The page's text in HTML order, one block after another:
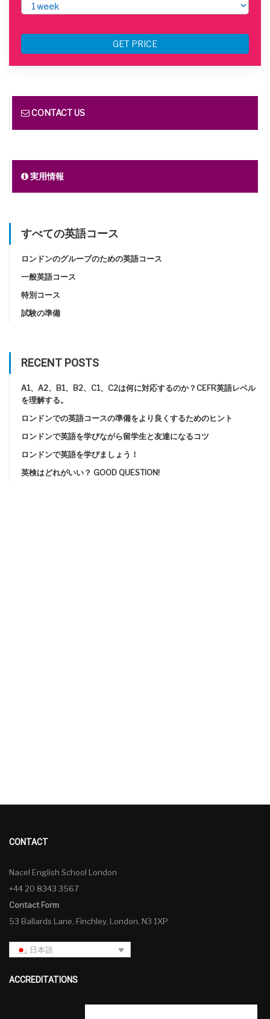
GET PRICE
CONTACT US
実用情報
すべての英語コース
ロンドンのグループのための英語コース
一般英語コース
特別コース
試験の準備
RECENT POSTS
A1、A2、B1、B2、C1、C2は何に対応するのか？CEFR英語レベル
を理解する。
ロンドンでの英語コースの準備をより良くするためのヒント
ロンドンで英語を学びながら留学生と友達になるコツ
ロンドンで英語を学びましょう！
英検はどれがいい？ GOOD QUESTION!
CONTACT
Nacel English School London
+44 20 8343 3567
Contact Form
53 Ballards Lane, Finchley, London, N3 1XP
日本語
ACCREDITATIONS